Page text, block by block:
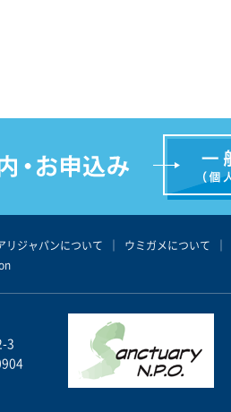
リジャパンについて ｜ ウミガメについて ｜
3